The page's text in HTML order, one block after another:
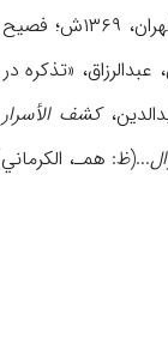
أحمد،
کشف الأسرار
...(ظ: همـ،